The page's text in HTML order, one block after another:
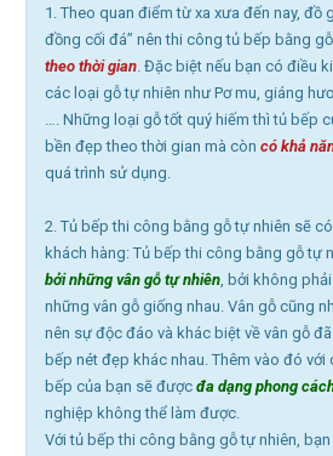
1. Theo quan điểm từ xa xưa đến nay, đồ
đồng cối đá” nên thi công tủ bếp bằng
theo thời gian. Đặc biệt nếu bạn có điều
các loại gỗ tự nhiên như Pơ mu, giáng
…. Những loại gỗ tốt quý hiếm thì tủ bếp
bền đẹp theo thời gian mà còn có khả
quá trình sử dụng.
2. Tủ bếp thi công bằng gỗ tự nhiên sẽ
khách hàng: Tủ bếp thi công bằng gỗ tự
bởi những vân gỗ tự nhiên, bởi không
những vân gỗ giống nhau. Vân gỗ cũng
nên sự độc đáo và khác biệt về vân gỗ
bếp nét đẹp khác nhau. Thêm vào đó với
bếp của bạn sẽ được đa dạng phong
nghiệp không thể làm được.
Với tủ bếp thi công bằng gỗ tự nhiên,